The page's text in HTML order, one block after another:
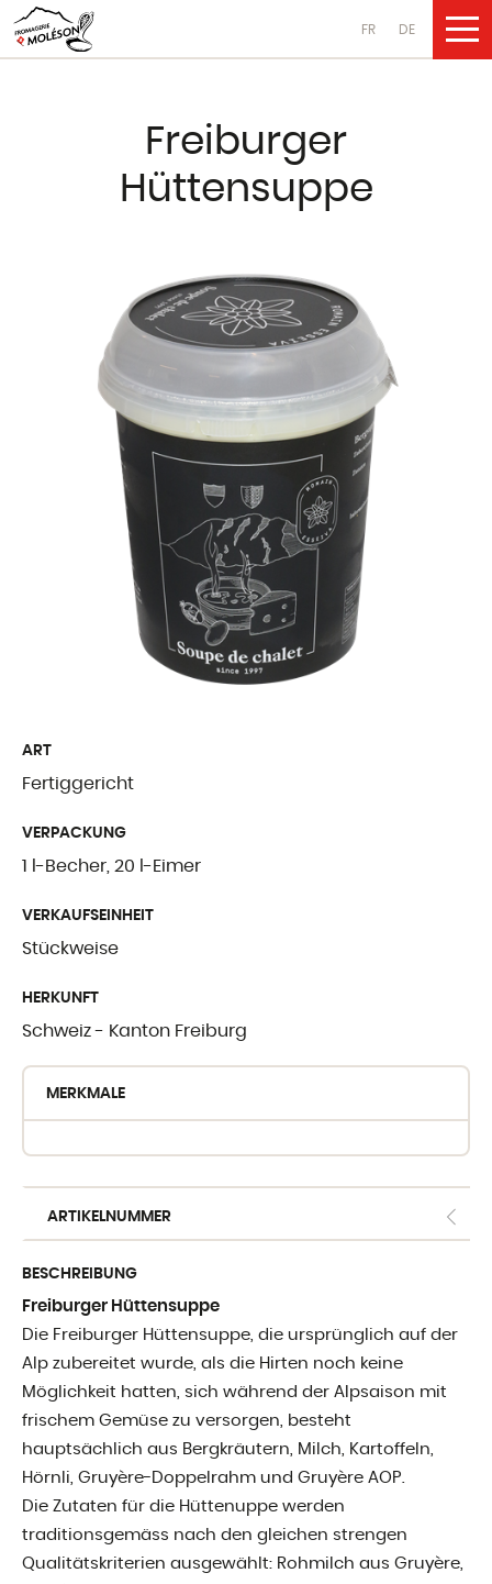
FR DE
Käsesorten
aus Kuhmilch
aus Schafsmilch
Molkereiprodukte
aus Kuhmilch
aus Ziegenmilch
aus Schafsmilch
Freiburger
Käse aus dem
Ergänzende
Crèmerie du
E-shop fur Profis
Freiburger
Hüttensuppe
ART
Fertiggericht
VERPACKUNG
1 l-Becher, 20 l-Eimer
VERKAUFSEINHEIT
Stückweise
HERKUNFT
Schweiz - Kanton Freiburg
MERKMALE
ARTIKELNUMMER
BESCHREIBUNG
Freiburger Hüttensuppe
Die Freiburger Hüttensuppe, die ursprünglich auf der
Alp zubereitet wurde, als die Hirten noch keine
Möglichkeit hatten, sich während der Alpsaison mit
frischem Gemüse zu versorgen, besteht
hauptsächlich aus Bergkräutern, Milch, Kartoffeln,
Hörnli, Gruyère-Doppelrahm und Gruyère AOP.
Die Zutaten für die Hüttenuppe werden
traditionsgemäss nach den gleichen strengen
Qualitätskriterien ausgewählt: Rohmilch aus Gruyère,